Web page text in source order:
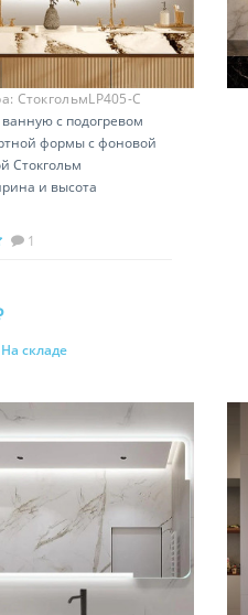
СтокгольмLP405-С
с подогревом
формы с фоновой
Стокгольм
и высота
1
На складе